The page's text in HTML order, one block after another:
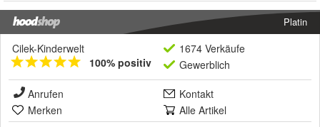
Platin
Cilek-Kinderwelt
100% positiv
1674 Verkäufe
Gewerblich
Anrufen
Kontakt
Merken
Alle Artikel